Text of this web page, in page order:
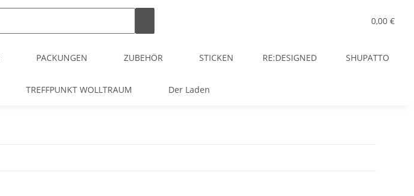
0,00 €
PACKUNGEN ZUBEHÖR STICKEN RE:DESIGNED SHUPATTO
TREFFPUNKT WOLLTRAUM Der Laden